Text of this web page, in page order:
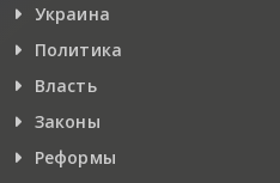
Украина
Политика
Власть
Законы
Реформы